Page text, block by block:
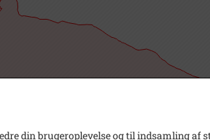
din brugeroplevelse og til indsamling af